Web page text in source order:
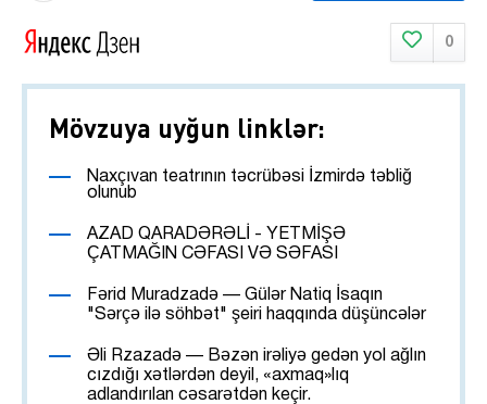
0
Mövzuya uyğun linklər:
Naxçıvan teatrının təcrübəsi İzmirdə təbliğ
olunub
AZAD QARADƏRƏLİ - YETMİŞƏ
ÇATMAĞIN CƏFASI VƏ SƏFASI
Fərid Muradzadə — Gülər Natiq İsaqın
"Sərçə ilə söhbət" şeiri haqqında düşüncələr
Əli Rzazadə — Bəzən irəliyə gedən yol ağlın
cızdığı xətlərdən deyil, «axmaq»lıq
adlandırılan cəsarətdən keçir.